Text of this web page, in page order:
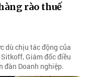
rào thuế
dù chịu tác động của
Giám đốc điều
đàn Doanh nghiệp.